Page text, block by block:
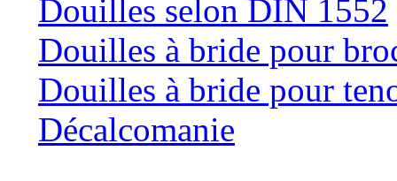
Douilles selon DIN 1552
Douilles à bride pour
Douilles à bride pour
Décalcomanie